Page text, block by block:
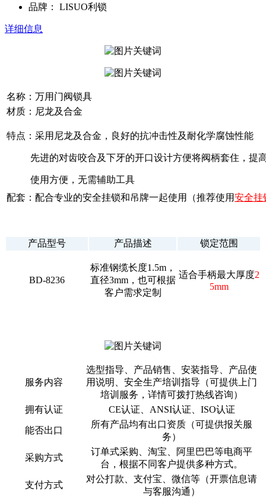
品牌：
LISUO利锁
详细信息
名称：万用门阀锁具
材质：尼龙及合金
特点：采用尼龙及合金，良好的抗冲击性及耐化学腐蚀性能
先进的对齿咬合及下牙的开口设计方便将阀柄套住，提
使用方便，无需辅助工具
配套：配合专业的安全挂锁和吊牌一起使用（推荐使用安全挂
产品型号 产品描述 锁定范围
BD-8236
标准钢缆长度1.5m，
直径3mm，也可根据
客户需求定制
适合手柄最大厚度2
5mm
服务内容
选型指导、产品销售、安装指导、产品使
用说明、安全生产培训指导（可提供上门
培训服务，详情可拨打热线咨询）
拥有认证
CE认证、ANSI认证、ISO认证
能否出口
所有产品均有出口资质（可提供报关服
务）
采购方式
订单式采购、淘宝、阿里巴巴等电商平
台，根据不同客户提供多种方式。
支付方式
对公打款、支付宝、微信等（开票信息请
与客服沟通）